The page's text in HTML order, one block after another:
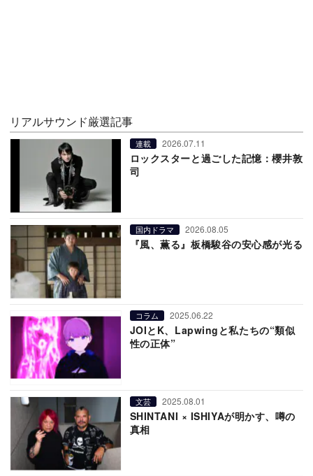
リアルサウンド厳選記事
連載 2026.07.11
ロックスターと過ごした記憶：櫻井敦
司
国内ドラマ 2026.08.05
『風、薫る』板橋駿谷の安心感が光る
コラム 2025.06.22
JOIとK、Lapwingと私たちの“類似
性の正体”
文芸 2025.08.01
SHINTANI × ISHIYAが明かす、噂の
真相